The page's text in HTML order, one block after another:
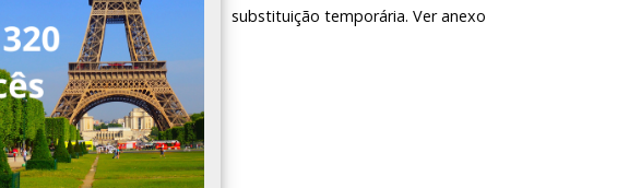
substituição temporária. Ver anexo